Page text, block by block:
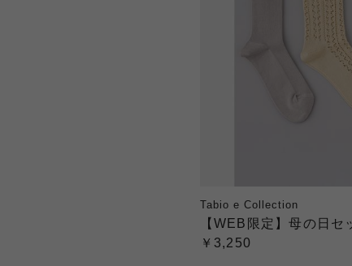
Tabio e Collection
【WEB限定】母の日セ
￥3,250